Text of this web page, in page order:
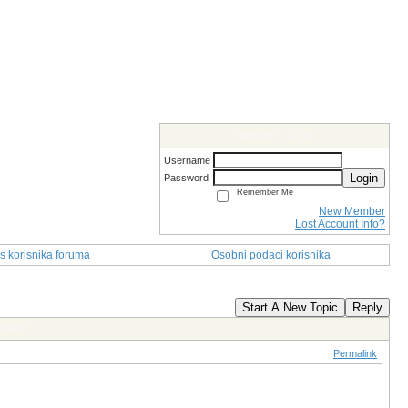
Username
Password
Login
Remember Me
New Member
Lost Account Info?
korisnika foruma Osobni podaci korisnika
Start A New Topic Reply
Permalink